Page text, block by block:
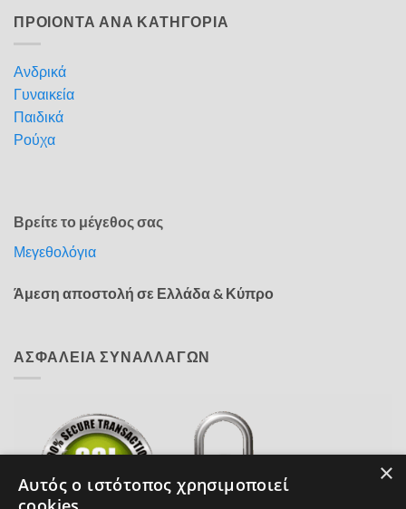
ΠΡΟΙΟΝΤΑ ΑΝΑ ΚΑΤΗΓΟΡΙΑ
Ανδρικά
Γυναικεία
Παιδικά
Ρούχα
Βρείτε το μέγεθος σας
Μεγεθολόγια
Άμεση αποστολή σε Ελλάδα & Κύπρο
ΑΣΦΑΛΕΙΑ ΣΥΝΑΛΛΑΓΩΝ
×
Αυτός ο ιστότοπος χρησιμοποιεί